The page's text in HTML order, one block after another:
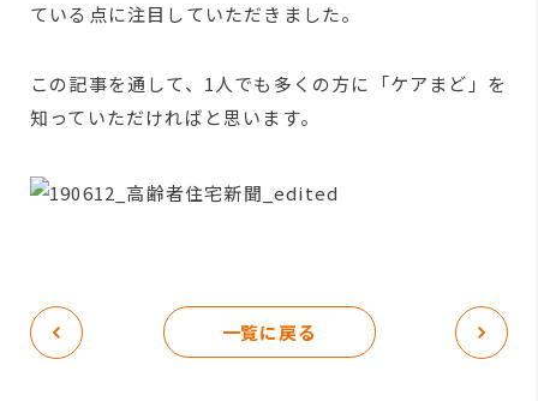
ている点に注目していただきました。
この記事を通して、1人でも多くの方に「ケアまど」を
知っていただければと思います。
一覧に戻る